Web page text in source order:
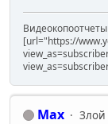
Видеокопоотчеты
[url="https://
Max
Злой